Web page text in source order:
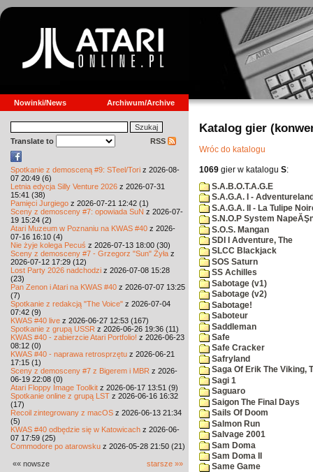
Nowinki/News Archiwum/Archive
Translate to RSS
Spotkanie z demosceną #9: STeel/Tori z 2026-08-
07 20:49 (6)
Letnia edycja Silly Venture 2026 z 2026-07-31
15:41 (38)
Pamięci Jurgiego z 2026-07-21 12:42 (1)
Sceny z demosceny #7: opowiada SuN z 2026-07-
19 15:24 (2)
Atari Muzeum w Poznaniu na KWAS #40 z 2026-
07-16 16:10 (4)
Nie żyje kolega Pecuś z 2026-07-13 18:00 (30)
Sceny z demosceny #7 - Grzegorz "Sun" Żyła z
2026-07-12 17:29 (12)
Lost Party 2026 nadchodzi z 2026-07-08 15:28
(23)
Pan Zenon i Atari na KWAS #40 z 2026-07-07 13:25
(7)
Spotkanie z redakcją "The Voice" z 2026-07-04
07:42 (9)
KWAS #40 live z 2026-06-27 12:53 (167)
Spotkanie z grupą USSR z 2026-06-26 19:36 (11)
KWAS #40 - zabierzcie Atari Portfolio! z 2026-06-23
08:12 (0)
KWAS #40 - naprawa retrosprzętu z 2026-06-21
17:15 (1)
Sceny z demosceny #7 z Bigerem i MBR z 2026-
06-19 22:08 (0)
Atari Floppy Image Toolkit z 2026-06-17 13:51 (9)
Spotkanie online z grupą LST z 2026-06-16 16:32
(17)
Recoil zintegrowany z macOS z 2026-06-13 21:34
(5)
KWAS #40 odbędzie się w Katowicach z 2026-06-
07 17:59 (25)
Commodore po atarowsku z 2026-05-28 21:50 (21)
«« nowsze starsze »»
Katalog gier
Wróc do katalogu
1069 gier w katalogu S:
S.A.B.O.T.A.G.E
S.A.G.A. I -
S.A.G.A. II - La Tulipe
S.N.O.P System
S.O.S. Mangan
SDI I Adventure, The
SLCC Blackjack
SOS Saturn
SS Achilles
Sabotage (v1)
Sabotage (v2)
Sabotage!
Saboteur
Saddleman
Safe
Safe Cracker
Safryland
Saga Of Erik The Viking,
Sagi 1
Saguaro
Saigon The Final Days
Sails Of Doom
Salmon Run
Salvage 2001
Sam Doma
Sam Doma II
Same Game